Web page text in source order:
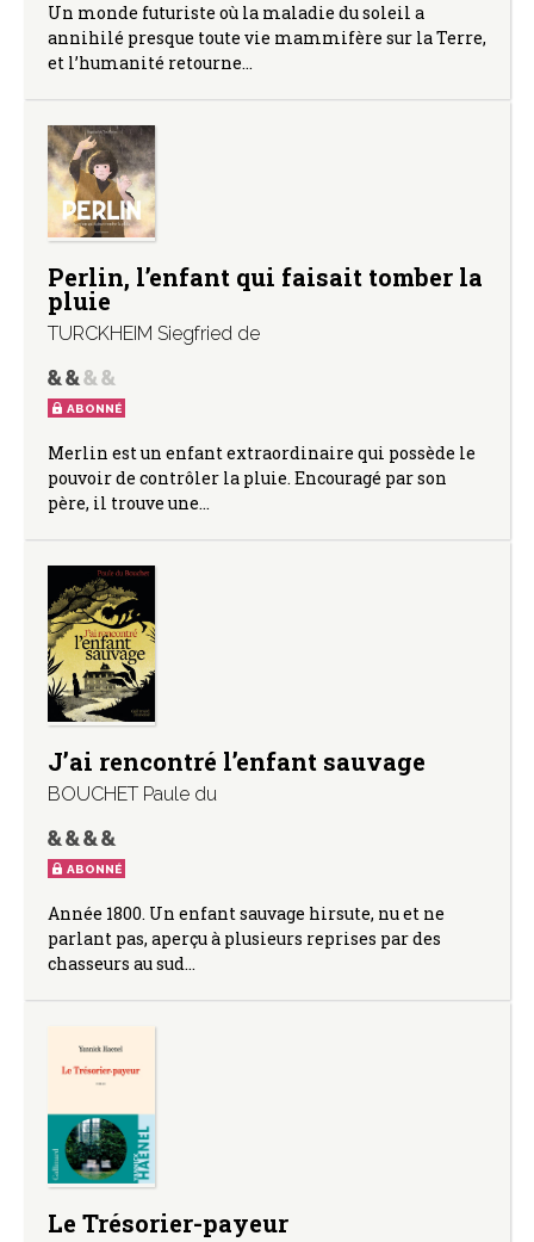
Un monde futuriste où la maladie du soleil a
annihilé presque toute vie mammifère sur la Terre,
et l’humanité retourne…
Perlin, l’enfant qui faisait tomber la
pluie
TURCKHEIM Siegfried de
ABONNÉ
Merlin est un enfant extraordinaire qui possède le
pouvoir de contrôler la pluie. Encouragé par son
père, il trouve une…
J’ai rencontré l’enfant sauvage
BOUCHET Paule du
ABONNÉ
Année 1800. Un enfant sauvage hirsute, nu et ne
parlant pas, aperçu à plusieurs reprises par des
chasseurs au sud…
Le Trésorier-payeur